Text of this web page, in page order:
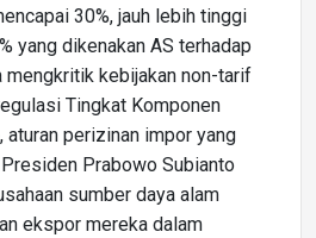
30%, jauh lebih tinggi
yang dikenakan AS terhadap
mengkritik kebijakan non-tarif
Tingkat Komponen
aturan perizinan impor yang
Prabowo Subianto
sumber daya alam
ekspor mereka dalam